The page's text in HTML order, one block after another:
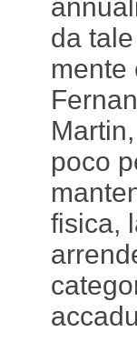
da
mente
poco
fisica,